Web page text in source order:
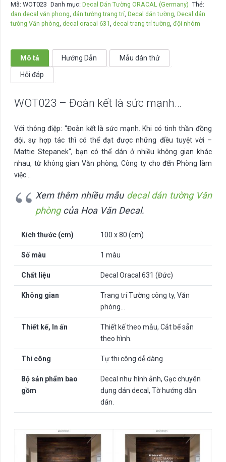
kết
là
lượng
Mã: WOT023 Danh mục:Decal Dán Tường ORACAL (Germany) Thẻ:
dan decal văn phong, dán tường trang trí, Decal dán tường, Decal dán
tường Văn phòng, decal oracal 631, decal trang trí tường, đội nhóm
Mô tả Hướng Dẫn Mẫu dán thử
Hỏi đáp
WOT023 – Đoàn kết là sức mạnh…
Với thông điệp: “Đoàn kết là sức mạnh. Khi có tinh thần đồng
đội, sự hợp tác thì có thể đạt được những điều tuyệt vời –
Mattie Stepanek“, bạn có thể dán ở nhiều không gian khác
nhau, từ không gian Văn phòng, Công ty cho đến Phòng làm
việc…
Xem thêm nhiều mẫu decal dán tường Văn
phòngcủa Hoa Văn Decal.
Kích thước (cm) 100 x 80 (cm)
Số màu 1 màu
Chất liệu Decal Oracal 631 (Đức)
Không gian
Trang trí Tường công ty, Văn
phòng…
Thiết kế, In ấn
Thiết kế theo mẫu, Cắt bế sẵn
theo hình.
Thi công Tự thi công dễ dàng
Bộ sản phẩm bao
gồm
Decal như hình ảnh, Gạc chuyên
dụng dán decal, Tờ hướng dẫn
dán.